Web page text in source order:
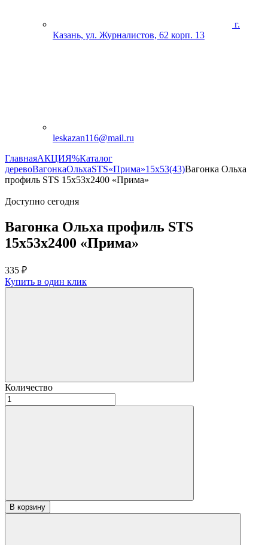
г.
Казань, ул. Журналистов, 62 корп. 13
leskazan116@mail.ru
ГлавнаяАКЦИЯ%Каталог
деревоВагонкаОльхаSTS«Прима»15х53(43)Вагонка Ольха
профиль STS 15х53х2400 «Прима»
Доступно сегодня
Вагонка Ольха профиль STS
15х53х2400 «Прима»
335 ₽
Купить в один клик
Количество
Количество
товара
В корзину